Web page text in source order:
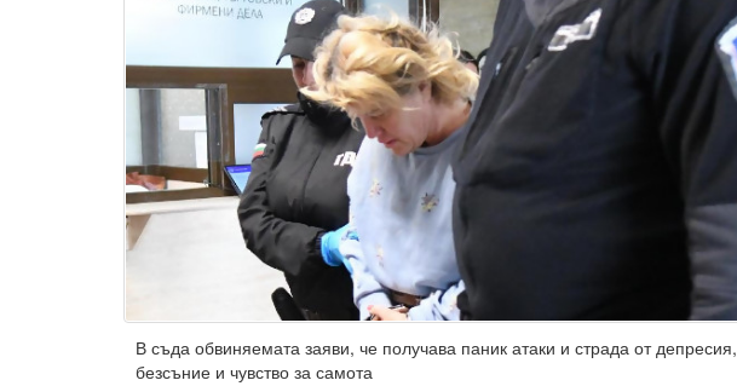
В съда обвиняемата заяви, че получава паник атаки и страда от депресия,
безсъние и чувство за самота